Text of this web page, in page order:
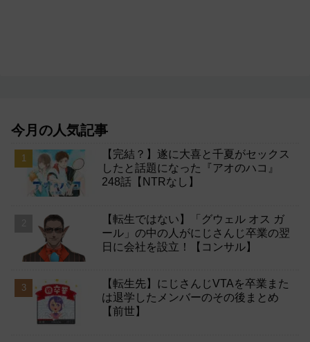
今月の人気記事
【完結？】遂に大喜と千夏がセックス
したと話題になった『アオのハコ』
248話【NTRなし】
【転生ではない】「グウェル オス ガ
ール」の中の人がにじさんじ卒業の翌
日に会社を設立！【コンサル】
【転生先】にじさんじVTAを卒業また
は退学したメンバーのその後まとめ
【前世】